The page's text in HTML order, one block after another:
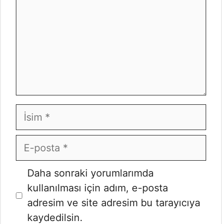
İsim
E-
posta
İnternet
sitesi
Daha sonraki yorumlarımda
kullanılması için adım, e-posta
adresim ve site adresim bu tarayıcıya
kaydedilsin.